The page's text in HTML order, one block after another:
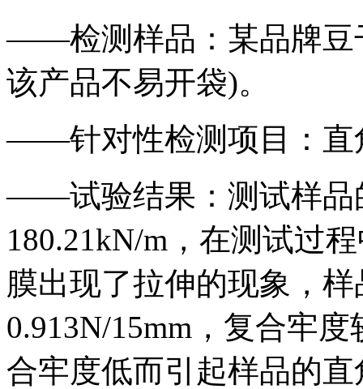
——检测样品：某品牌豆
该产品不易开袋)。
——针对性检测项目：直
——试验结果：测试样品
180.21kN/m，在测试过
膜出现了拉伸的现象，
0.913N/15mm，复合牢
合牢度低而引起样品的